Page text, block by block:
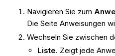
Navigieren Sie zum
Die Seite Anweisungen
Wechseln Sie zwischen
Liste. Zeigt jede